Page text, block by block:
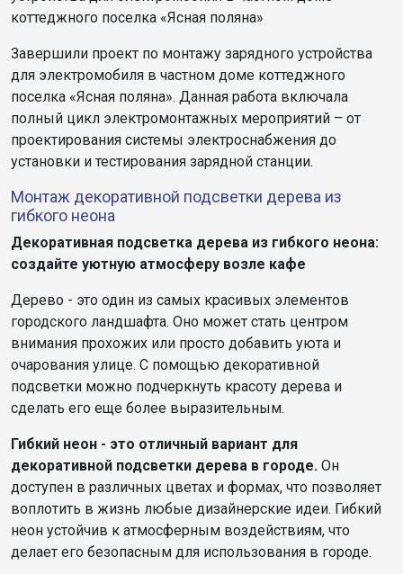
коттеджного поселка «Ясная поляна»
Завершили проект по монтажу зарядного устройства
для электромобиля в частном доме коттеджного
поселка «Ясная поляна». Данная работа включала
полный цикл электромонтажных мероприятий – от
проектирования системы электроснабжения до
установки и тестирования зарядной станции.
Монтаж декоративной подсветки дерева из
гибкого неона
Декоративная подсветка дерева из гибкого неона:
создайте уютную атмосферу возле кафе
Дерево - это один из самых красивых элементов
городского ландшафта. Оно может стать центром
внимания прохожих или просто добавить уюта и
очарования улице. С помощью декоративной
подсветки можно подчеркнуть красоту дерева и
сделать его еще более выразительным.
Гибкий неон - это отличный вариант для
декоративной подсветки дерева в городе. Он
доступен в различных цветах и формах, что позволяет
воплотить в жизнь любые дизайнерские идеи. Гибкий
неон устойчив к атмосферным воздействиям, что
делает его безопасным для использования в городе.